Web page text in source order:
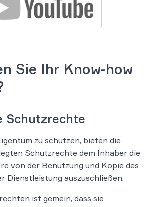
Sie Ihr Know-how
Schutzrechte
zu schützen, bieten die
Schutzrechte dem Inhaber die
von der Benutzung und Kopie des
Dienstleistung auszuschließen.
ist gemein, dass sie